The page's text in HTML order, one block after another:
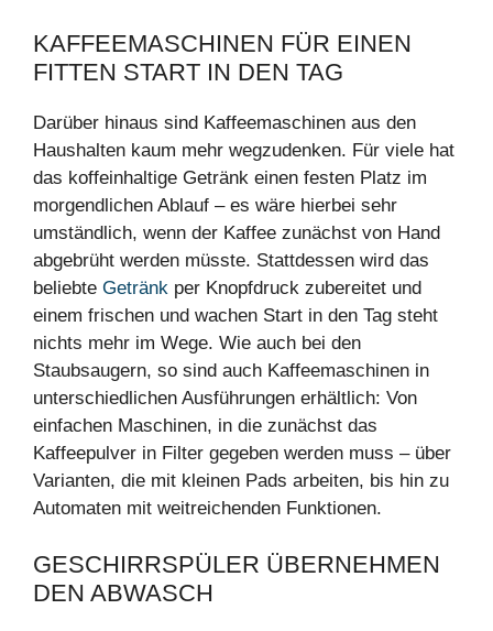
KAFFEEMASCHINEN FÜR EINEN
FITTEN START IN DEN TAG
Darüber hinaus sind Kaffeemaschinen aus den
Haushalten kaum mehr wegzudenken. Für viele hat
das koffeinhaltige Getränk einen festen Platz im
morgendlichen Ablauf – es wäre hierbei sehr
umständlich, wenn der Kaffee zunächst von Hand
abgebrüht werden müsste. Stattdessen wird das
beliebte Getränk per Knopfdruck zubereitet und
einem frischen und wachen Start in den Tag steht
nichts mehr im Wege. Wie auch bei den
Staubsaugern, so sind auch Kaffeemaschinen in
unterschiedlichen Ausführungen erhältlich: Von
einfachen Maschinen, in die zunächst das
Kaffeepulver in Filter gegeben werden muss – über
Varianten, die mit kleinen Pads arbeiten, bis hin zu
Automaten mit weitreichenden Funktionen.
GESCHIRRSPÜLER ÜBERNEHMEN
DEN ABWASCH